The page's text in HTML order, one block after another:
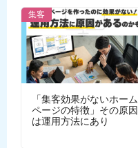
集客
「集客効果がないホーム
ページの特徴」その原因
は運用方法にあり